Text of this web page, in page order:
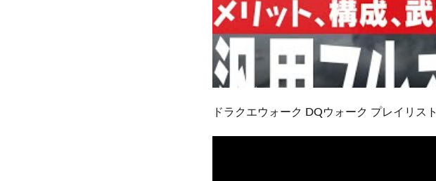
ドラクエウォーク DQウォーク プレイリスト